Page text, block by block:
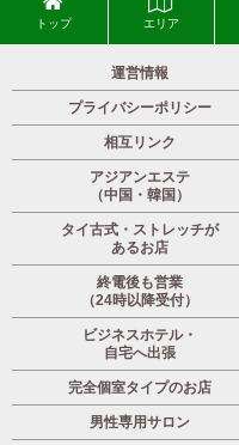
トップ エリア
運営情報
プライバシーポリシー
相互リンク
アジアンエステ
（中国・韓国）
タイ古式・ストレッチが
あるお店
終電後も営業
（24時以降受付）
ビジネスホテル・
自宅へ出張
完全個室タイプのお店
男性専用サロン